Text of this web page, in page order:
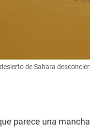
de Sahara
parece una